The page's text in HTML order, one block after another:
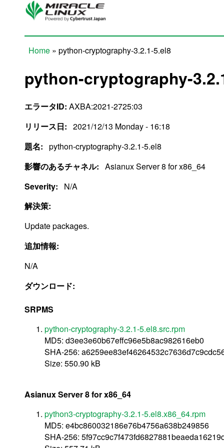
Skip to main content
Home » python-cryptography-3.2.1-5.el8
python-cryptography-
エラータID: AXBA:2021-2725:03
リリース日: 2021/12/13 Monday - 16:18
題名: python-cryptography-3.2.1-5.el8
影響のあるチャネル: Asianux Server 8 for x86_64
Severity:
N/A
解決策:
Update packages.
追加情報:
N/A
ダウンロード:
SRPMS
python-cryptography-3.2.1-5.el8.src.rpm
MD5: d3ee3e60b67effc96e5b8ac982616eb0
SHA-256:
Size: 550.90 kB
Asianux Server 8 for x86_64
python3-cryptography-3.2.1-5.el8.x86_64.rpm
MD5: e4bc860032186e76b4756a638b249856
SHA-256: